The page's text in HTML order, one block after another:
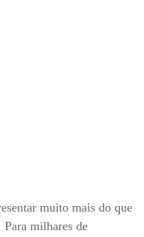
muito mais do que
milhares de